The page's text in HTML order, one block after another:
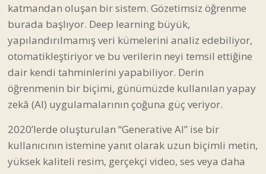
katmandan oluşan bir sistem. Gözetimsiz öğrenme
burada başlıyor. Deep learning büyük,
yapılandırılmamış veri kümelerini analiz edebiliyor,
otomatikleştiriyor ve bu verilerin neyi temsil ettiğine
dair kendi tahminlerini yapabiliyor. Derin
öğrenmenin bir biçimi, günümüzde kullanılan yapay
zekâ (AI) uygulamalarının çoğuna güç veriyor.
2020’lerde oluşturulan “Generative AI” ise bir
kullanıcının istemine yanıt olarak uzun biçimli metin,
yüksek kaliteli resim, gerçekçi video, ses veya daha